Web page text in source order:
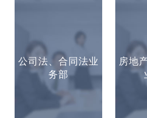
公司法、合同法业
务部
房地